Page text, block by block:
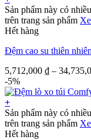
Sản phẩm này có
trên trang sản phẩm
Hết hàng
Đệm cao su thiên
5,712,000 ₫ –
-5%
+
Sản phẩm này có
trên trang sản phẩm
Hết hàng